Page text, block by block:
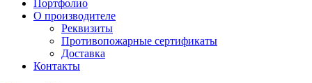
Портфолио
О производителе
Реквизиты
Противопожарные сертификаты
Доставка
Контакты